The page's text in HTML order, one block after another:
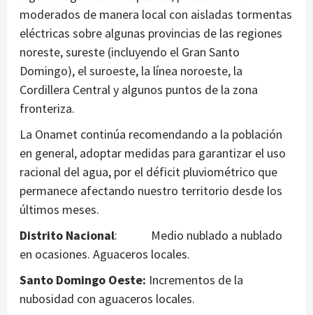
moderados de manera local con aisladas tormentas
eléctricas sobre algunas provincias de las regiones
noreste, sureste (incluyendo el Gran Santo
Domingo), el suroeste, la línea noroeste, la
Cordillera Central y algunos puntos de la zona
fronteriza.
La Onamet continúa recomendando a la población
en general, adoptar medidas para garantizar el uso
racional del agua, por el déficit pluviométrico que
permanece afectando nuestro territorio desde los
últimos meses.
Distrito Nacional: Medio nublado a nublado
en ocasiones. Aguaceros locales.
Santo Domingo Oeste: Incrementos de la
nubosidad con aguaceros locales.